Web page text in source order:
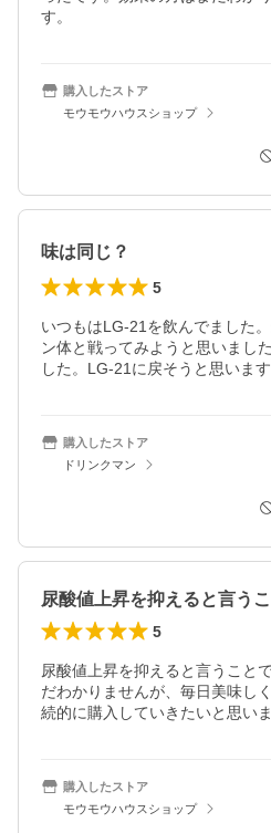
す。
購入したストア
モウモウハウスショップ
味は同じ？
5
いつもはLG-21を飲んでました
ン体と戦ってみようと思いまし
した。LG-21に戻そうと思います
購入したストア
ドリンクマン
5
尿酸値上昇を抑えると言うこと
だわかりませんが、毎日美味し
続的に購入していきたいと思いま
購入したストア
モウモウハウスショップ